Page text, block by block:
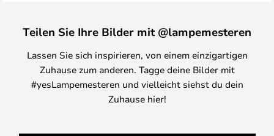
Teilen Sie Ihre Bilder mit @lampemesteren
Lassen Sie sich inspirieren, von einem einzigartigen
Zuhause zum anderen. Tagge deine Bilder mit
#yesLampemesteren und vielleicht siehst du dein
Zuhause hier!